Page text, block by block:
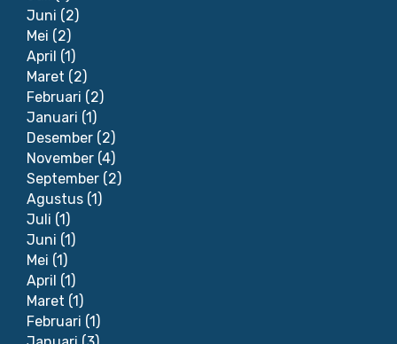
Juni (2)
Mei (2)
April (1)
Maret (2)
Februari (2)
Januari (1)
Desember (2)
November (4)
September (2)
Agustus (1)
Juli (1)
Juni (1)
Mei (1)
April (1)
Maret (1)
Februari (1)